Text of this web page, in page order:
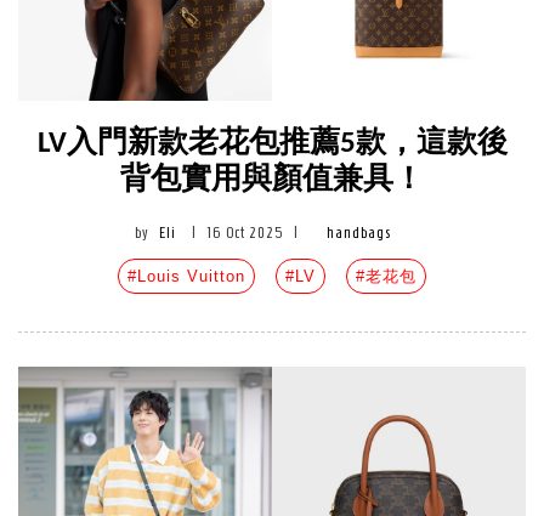
LV入門新款老花包推薦5款，這款後
背包實用與顏值兼具！
by Eli 16 Oct 2025 handbags
#Louis Vuitton #LV #老花包